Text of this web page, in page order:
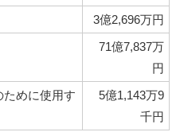
3億2,696万円
71億7,837万
円
めに使用す
5億1,143万9
千円